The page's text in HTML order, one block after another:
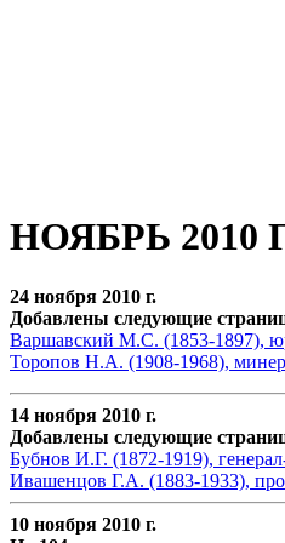
НОЯБРЬ 2010
24 ноября 2010 г.
Добавлены следующие
Варшавский М.С. (1853-1897),
Торопов Н.А. (1908-1968),
14 ноября 2010 г.
Добавлены следующие
Бубнов И.Г. (1872-1919),
Ивашенцов Г.А. (1883-1933),
10 ноября 2010 г.